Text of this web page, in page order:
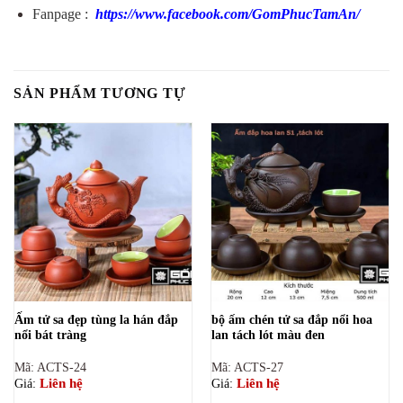
Fanpage : https://www.facebook.com/GomPhucTamAn/
SẢN PHẨM TƯƠNG TỰ
Ấm tử sa đẹp tùng la hán đắp
nổi bát tràng
Mã: ACTS-24
Giá: Liên hệ
bộ ấm chén tử sa đắp nổi hoa
lan tách lót màu đen
Mã: ACTS-27
Giá: Liên hệ